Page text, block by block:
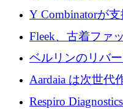
ス、支払いを統
Y Combinatorが
ップFintoが340
ーではなくミュ
Fleek、古着ファ
万ドルを確保
ベルリンのリバ
維仕分け規模拡
Aardaia は次世代
寄付
Respiro